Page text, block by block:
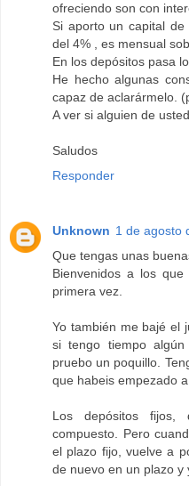
ofreciendo son con
Si aporto un capital
del 4% , es mensual
En los depósitos pasa
He hecho algunas
capaz de aclarármelo.
A ver si alguien de
Saludos
Responder
Unknown 1 de agosto
Que tengas unas
Bienvenidos a los
primera vez.
Yo también me bajé el
si tengo tiempo
pruebo un poquillo.
que habeis empezado
Los depósitos
compuesto. Pero
el plazo fijo, vuelve a
de nuevo en un plazo y